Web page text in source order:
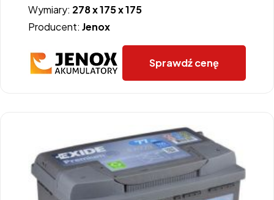
Wymiary: 278 x 175 x 175
Producent: Jenox
Sprawdź cenę